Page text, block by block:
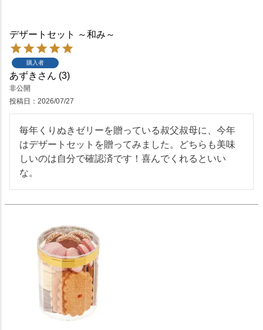
デザートセット ～和み～
購入者
あずき 3
非公開
投稿日
2026/07/27
毎年くりぬきゼリーを贈っている叔父叔母に、今年
はデザートセットを贈ってみました。どちらも美味
しいのは自分で確認済です！喜んでくれるといい
な。